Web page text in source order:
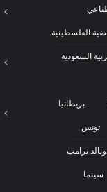
الفلسطينية
السعودية
بريطانيا
تونس
ترامب
سينما